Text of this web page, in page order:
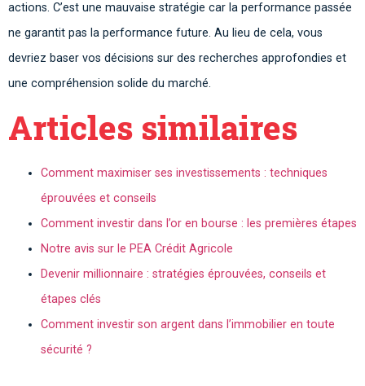
actions. C’est une mauvaise stratégie car la performance passée
ne garantit pas la performance future. Au lieu de cela, vous
devriez baser vos décisions sur des recherches approfondies et
une compréhension solide du marché.
Articles similaires
Comment maximiser ses investissements : techniques
éprouvées et conseils
Comment investir dans l’or en bourse : les premières étapes
Notre avis sur le PEA Crédit Agricole
Devenir millionnaire : stratégies éprouvées, conseils et
étapes clés
Comment investir son argent dans l’immobilier en toute
sécurité ?